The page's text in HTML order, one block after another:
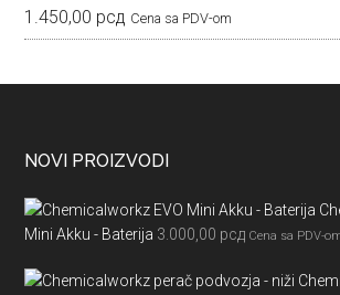
1.450,00 рсд Cena sa PDV-om
Footer
NOVI PROIZVODI
Mini Akku - Baterija 3.000,00 рсд Cena sa PDV-